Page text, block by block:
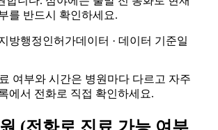
를 반드시 확인하세요.
방행정인허가데이터 · 데이터 기준일
료 여부와 시간은 병원마다 다르고 자주
에서 전화로 직접 확인하세요.
(전화로 진료 가능 여부